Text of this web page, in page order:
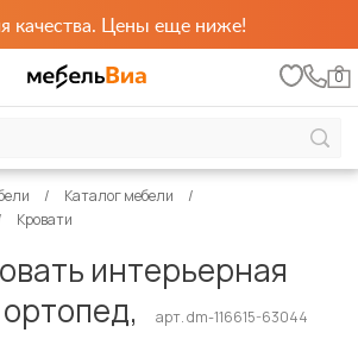
качества. Цены еще ниже!
0
Каталог мебели
Кровати
интерьерная
арт. dm-116615-63044